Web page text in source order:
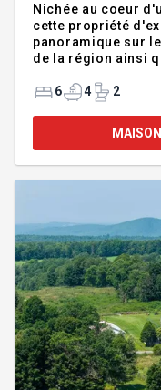
Nichée au coeur
cette propriété
panoramique sur
de la région ainsi
luxe. À l'extérieur, un terrain d'une beauté rare
comprend une
avec quai en bois,
poulailler, un
6 4 2